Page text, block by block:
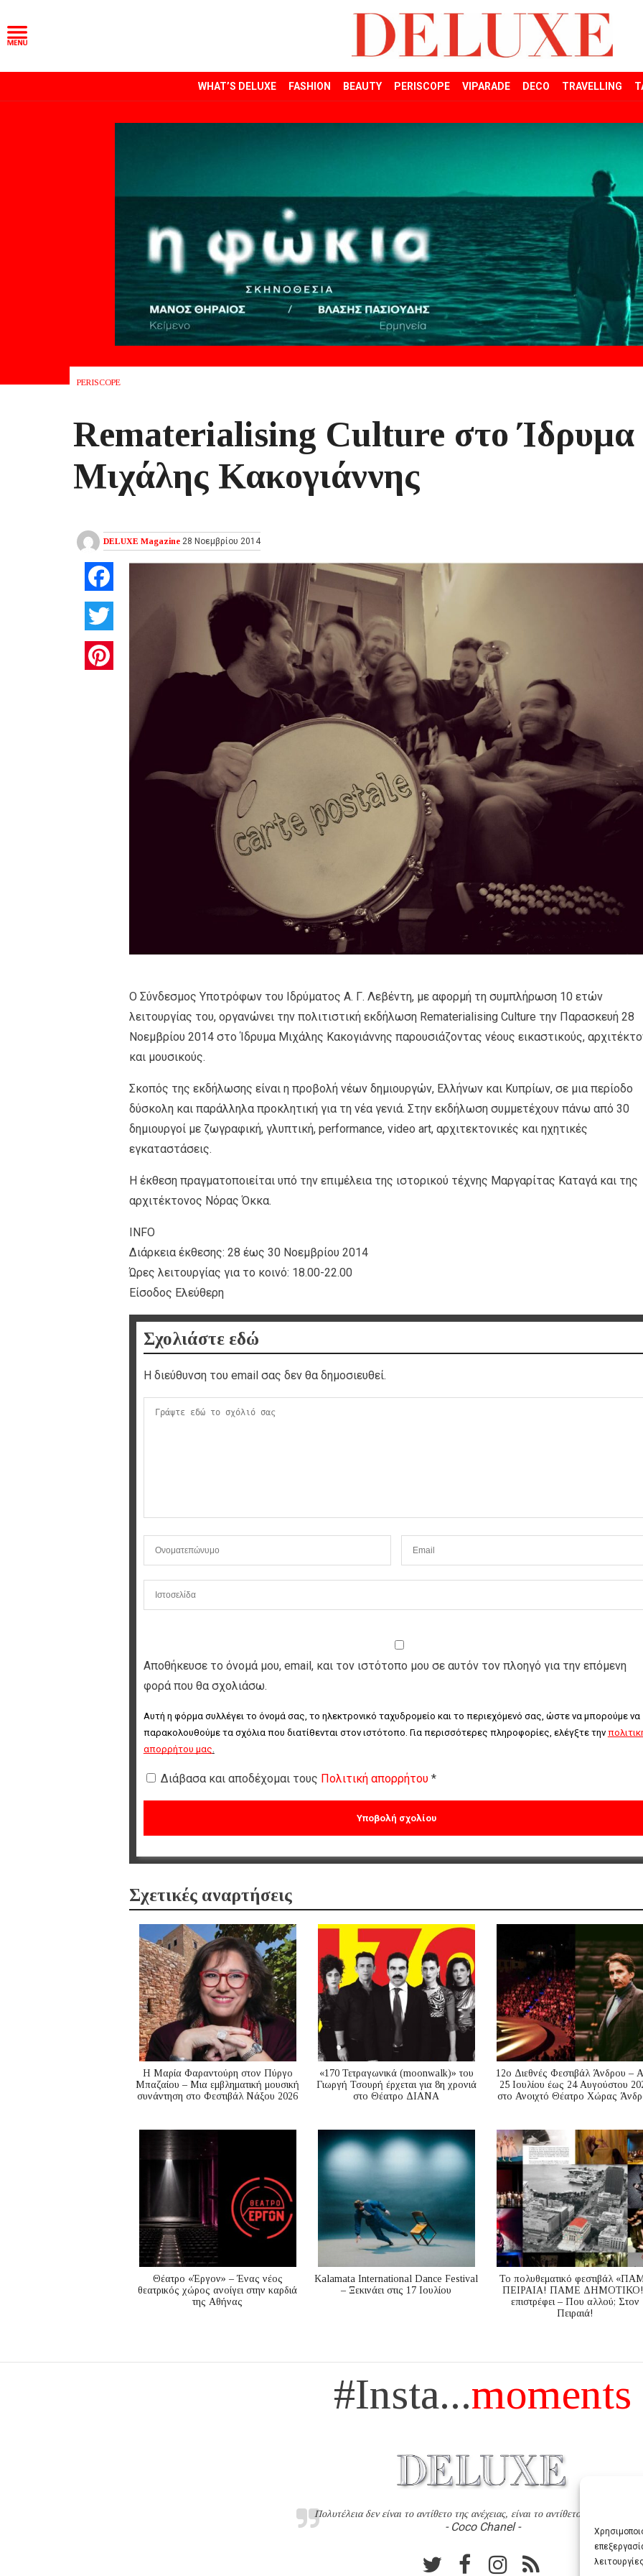
WHAT’S DELUXE FASHION BEAUTY PERISCOPE VIPARADE DECO TRAVELLING
PERISCOPE
Rematerialising Culture στο Ίδρυμα
Μιχάλης Κακογιάννης
DELUXE Magazine 28 Νοεμβρίου 2014
Ο Σύνδεσμος Υποτρόφων του Ιδρύματος Α. Γ. Λεβέντη, με αφορμή τη συμπλήρωση 10 ετών
λειτουργίας του, οργανώνει την πολιτιστική εκδήλωση Rematerialising Culture την Παρασκευή 28
Νοεμβρίου 2014 στο Ίδρυμα Μιχάλης Κακογιάννης παρουσιάζοντας νέους εικαστικούς,
και μουσικούς.
Σκοπός της εκδήλωσης είναι η προβολή νέων δημιουργών, Ελλήνων και Κυπρίων, σε μια περίοδο
δύσκολη και παράλληλα προκλητική για τη νέα γενιά. Στην εκδήλωση συμμετέχουν πάνω από 30
δημιουργοί με ζωγραφική, γλυπτική, performance, video art, αρχιτεκτονικές και ηχητικές
εγκαταστάσεις.
Η έκθεση πραγματοποιείται υπό την επιμέλεια της ιστορικού τέχνης Μαργαρίτας Καταγά και της
αρχιτέκτονος Νόρας Όκκα.
INFO
Διάρκεια έκθεσης: 28 έως 30 Νοεμβρίου 2014
Ώρες λειτουργίας για το κοινό: 18.00-22.00
Είσοδος Ελεύθερη
Σχολιάστε εδώ
Η διεύθυνση του email σας δεν θα δημοσιευθεί.
Αποθήκευσε το όνομά μου, email, και τον ιστότοπο μου σε αυτόν τον πλοηγό για την επόμενη
φορά που θα σχολιάσω.
Αυτή η φόρμα συλλέγει το όνομά σας, το ηλεκτρονικό ταχυδρομείο και το περιεχόμενό σας, ώστε να μπορούμε να
παρακολουθούμε τα σχόλια που διατίθενται στον ιστότοπο. Για περισσότερες πληροφορίες, ελέγξτε την
απορρήτου μας
Διάβασα και αποδέχομαι τους Πολιτική απορρήτου *
Σχετικές αναρτήσεις
Η Μαρία Φαραντούρη στον Πύργο
Μπαζαίου – Μια εμβληματική μουσική
συνάντηση στο Φεστιβάλ Νάξου 2026
«170 Τετραγωνικά (moonwalk)» του
Γιωργή Τσουρή έρχεται για 8η χρονιά
στο Θέατρο ΔΙΑΝΑ
12ο Διεθνές Φεστιβάλ Άνδρου –
25 Ιουλίου έως 24 Αυγούστου
στο Ανοιχτό Θέατρο Χώρας
Θέατρο «Έργον» – Ένας νέος
θεατρικός χώρος ανοίγει στην καρδιά
της Αθήνας
Kalamata International Dance Festival
– Ξεκινάει στις 17 Ιουλίου
Το πολυθεματικό φεστιβάλ
ΠΕΙΡΑΙΑ! ΠΑΜΕ
επιστρέφει – Που αλλού; Στον
Πειραιά!
#Insta...moments
Πολυτέλεια δεν είναι το αντίθετο της ανέχειας, είναι το αντίθετο της
- Coco Chanel -